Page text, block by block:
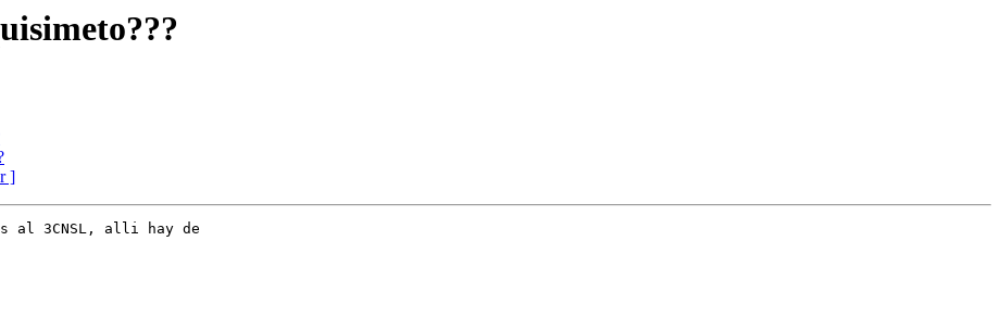
]
al 3CNSL, alli hay de